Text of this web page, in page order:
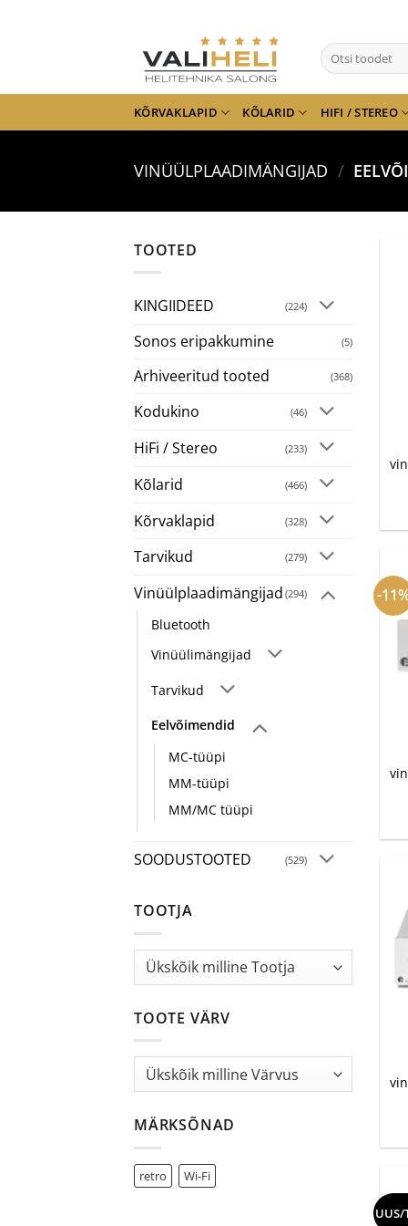
Otsi:
KÕRVAKLAPID KÕLARID HIFI / STEREO
VINÜÜLPLAADIMÄNGIJAD /
TOOTED
KINGIIDEED (224)
Sonos eripakkumine (5)
Arhiveeritud tooted (368)
Kodukino (46)
HiFi / Stereo (233)
Kõlarid (466)
Kõrvaklapid (328)
Tarvikud (279)
Vinüülplaadimängijad (294)
Bluetooth
Vinüülimängijad
Tarvikud
Eelvõimendid
MC-tüüpi
MM-tüüpi
MM/MC tüüpi
SOODUSTOOTED (529)
TOOTJA
TOOTE VÄRV
MÄRKSÕNAD
retro Wi-Fi
-
UUS/